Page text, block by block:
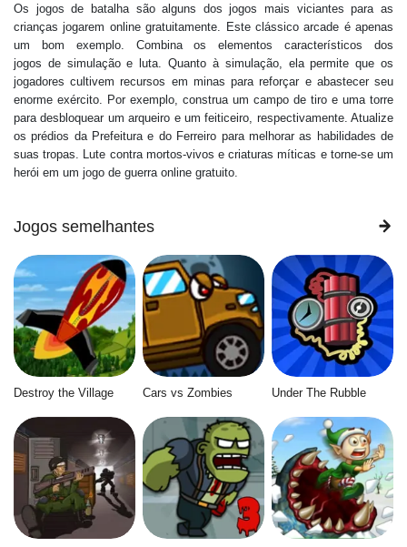
Os jogos de batalha são alguns dos jogos mais viciantes para as
crianças jogarem online gratuitamente. Este clássico arcade é apenas
um bom exemplo. Combina os elementos característicos dos
jogos de simulação e luta. Quanto à simulação, ela permite que os
jogadores cultivem recursos em minas para reforçar e abastecer seu
enorme exército. Por exemplo, construa um campo de tiro e uma torre
para desbloquear um arqueiro e um feiticeiro, respectivamente. Atualize
os prédios da Prefeitura e do Ferreiro para melhorar as habilidades de
suas tropas. Lute contra mortos-vivos e criaturas míticas e torne-se um
herói em um jogo de guerra online gratuito.
Jogos semelhantes
Destroy the Village Cars vs Zombies Under The Rubble